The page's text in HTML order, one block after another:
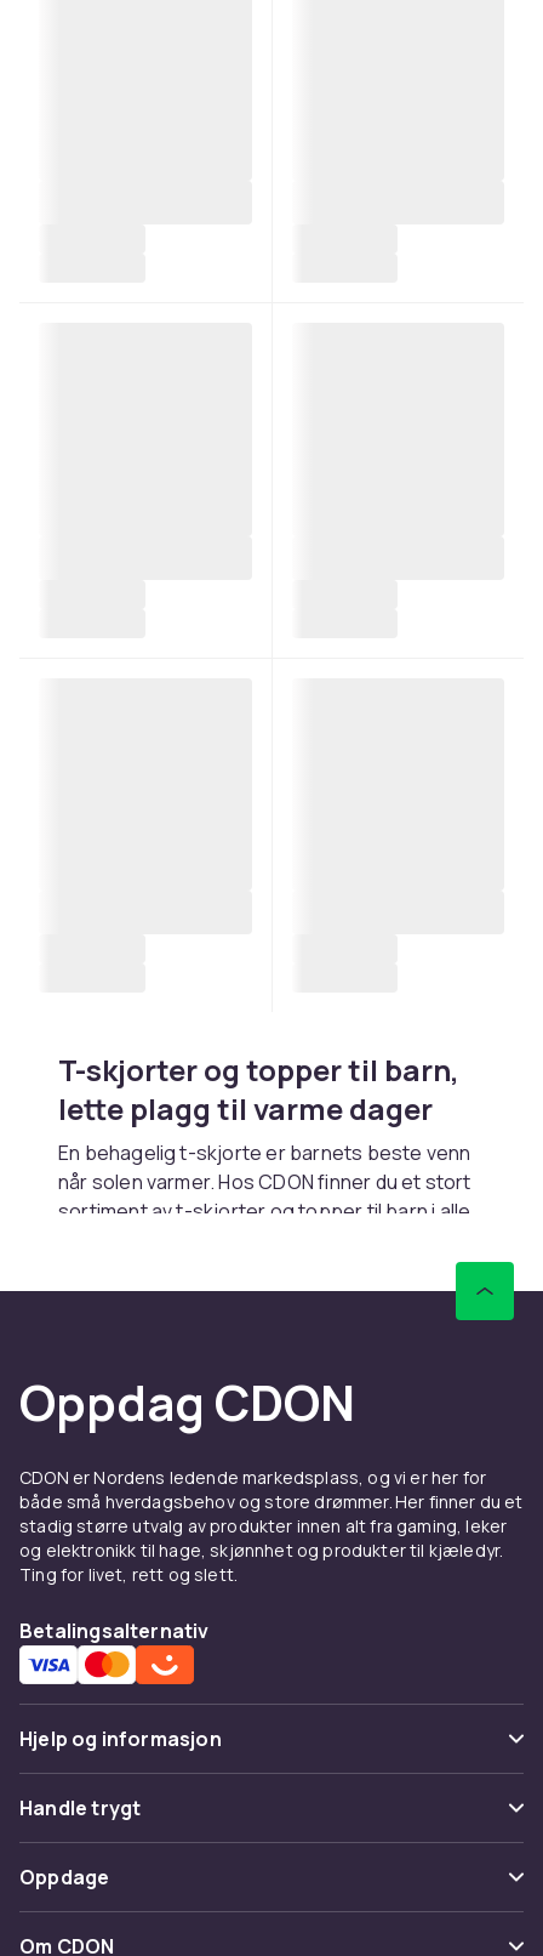
T-skjorter og topper til barn,
lette plagg til varme dager
En behagelig t-skjorte er barnets beste venn
når solen varmer. Hos CDON finner du et stort
sortiment av t-skjorter og topper til barn i alle
klassiske rundhals t-skjorter og poloskjorter.
Vi tilbyr alt fra enkle hvite basic tees til
dager. Se hele sortimentet iskjorter og
kofter -kategorien.
Hverdags t-skjorter i bomull
Bomullsskjorter er det naturlige valget til
hverdagsbruk. De er myke, pustbare og tåler
gjentatt vask uten å miste farge og form.
hvit, sort, grå og marineblå er tidløse
basisplagg.
T-skjorter med morsomme trykk og motiver av
barnets yndlingsfigurer og dyr er populære.
Sporty topper og
funksjonsskjorter
Til idrett og aktive aktiviteter er
Oppdag CDON
CDON er Nordens ledende markedsplass, og vi er her for
både små hverdagsbehov og store drømmer. Her finner du et
stadig større utvalg av produkter innen alt fra gaming, leker
og elektronikk til hage, skjønnhet og produkter til kjæledyr.
Ting for livet, rett og slett.
Betalingsalternativ
Hjelp og informasjon
Vanlige spørsmål
Spor pakke
Angre & returner her
Kontakt oss
Handle trygt
Betaling
Levering
Oppdage
Kategorier
Om CDON